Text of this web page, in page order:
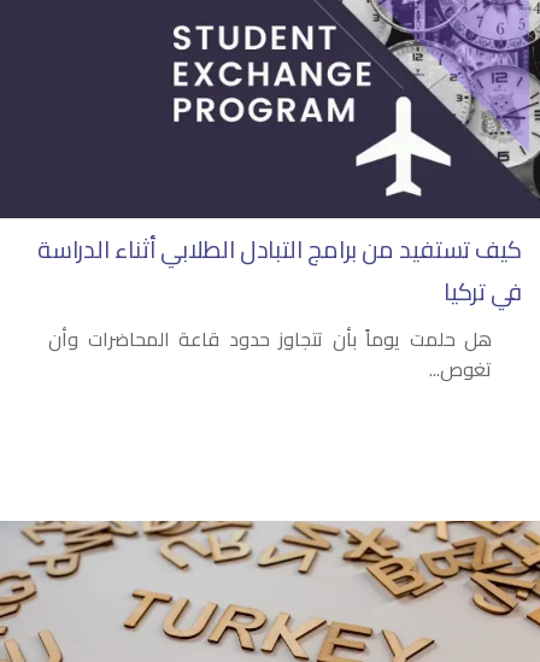
كيف تستفيد من برامج التبادل الطلابي أثناء الدراسة
في تركيا
هل حلمت يوماً بأن تتجاوز حدود قاعة المحاضرات وأن
تغوص...